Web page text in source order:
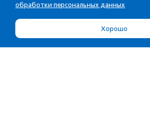
обработки персональных данных
Хорошо